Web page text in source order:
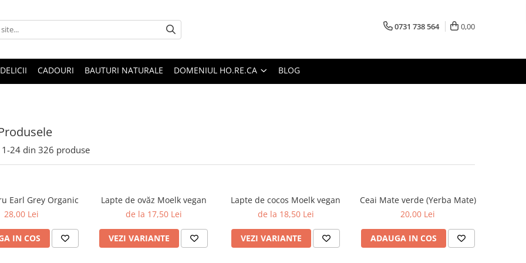
0731 738 564 0,00
DELICII CADOURI BAUTURI NATURALE DOMENIUL HO.RE.CA BLOG
1-24 din 326 produse
Earl Grey Organic
28,00 Lei
IN COS
Lapte de ovăz Moelk vegan
de la 17,50 Lei
VEZI VARIANTE
Lapte de cocos Moelk vegan
de la 18,50 Lei
VEZI VARIANTE
Ceai Mate verde (Yerba Mate)
20,00 Lei
ADAUGA IN COS